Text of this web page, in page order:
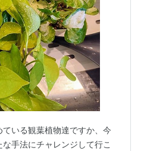
いる観葉植物達ですか、今
手法にチャレンジして行こ